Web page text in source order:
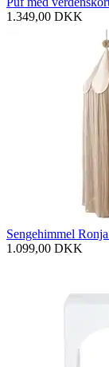
1.349,00 DKK
Sengehimmel
1.099,00 DKK